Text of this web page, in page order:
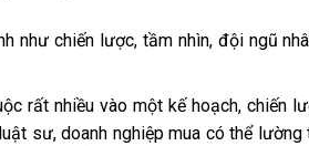
như chiến lược, tầm nhìn, đội ngũ
rất nhiều vào một kế hoạch, chiến
sư, doanh nghiệp mua có thể lường